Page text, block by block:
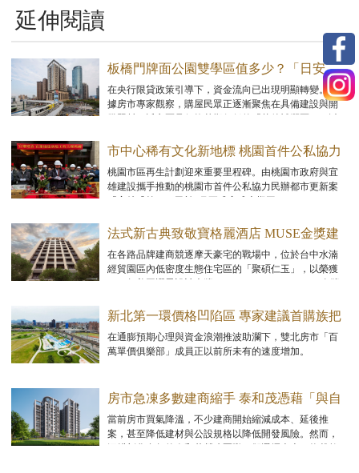
延伸閱讀
板橋門牌面公園雙學區值多少？「日安
PARK」超優價位狂吸買氣
在央行限貸政策引導下，資金流向已出現明顯轉變。根
據房市專家觀察，購屋民眾正逐漸聚焦在具備建設與開
發題材，近市區且價格基期仍低的「落後補漲區」，以
市中心稀有文化新地標 桃園首件公私協力
都更案「宜雄盛筵」上樑
桃園市區再生計劃迎來重要里程碑。由桃園市政府與宜
雄建設攜手推動的桃園市首件公私協力民辦都市更新案
「宜雄盛筵」，已於1月正式完成上樑工程。
法式新古典致敬寶格麗酒店 MUSE金獎建
築「聚碩仁玉」優雅登場
在各路品牌建商競逐摩天豪宅的戰場中，位於台中水湳
經貿園區內低密度生態住宅區的「聚碩仁玉」，以榮獲
2025年美國謬思設計大獎（MUSE Design Awards）金獎
新北第一環價格凹陷區 專家建議首購族把
握上車機會
在通膨預期心理與資金浪潮推波助瀾下，雙北房市「百
萬單價俱樂部」成員正以前所未有的速度增加。
房市急凍多數建商縮手 泰和茂憑藉「與自
然共融，以科學致美」逆勢翻盤
當前房市買氣降溫，不少建商開始縮減成本、延後推
案，甚至降低建材與公設規格以降低開發風險。然而，
深耕彰化多年的泰和茂營建團隊，卻選擇走上一條截然